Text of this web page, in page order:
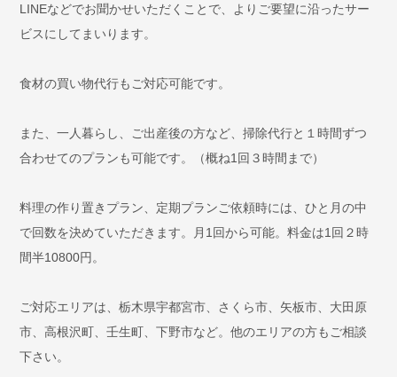
LINEなどでお聞かせいただくことで、よりご要望に沿ったサー
ビスにしてまいります。
食材の買い物代行もご対応可能です。
また、一人暮らし、ご出産後の方など、掃除代行と１時間ずつ
合わせてのプランも可能です。（概ね1回３時間まで）
料理の作り置きプラン、定期プランご依頼時には、ひと月の中
で回数を決めていただきます。月1回から可能。料金は1回２時
間半10800円。
ご対応エリアは、栃木県宇都宮市、さくら市、矢板市、大田原
市、高根沢町、壬生町、下野市など。他のエリアの方もご相談
下さい。